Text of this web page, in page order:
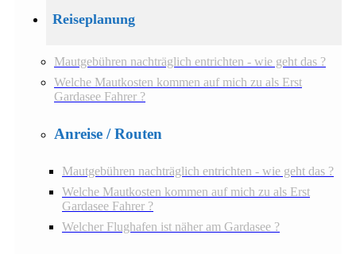
Reiseplanung
Mautgebühren nachträglich entrichten - wie geht das ?
Welche Mautkosten kommen auf mich zu als Erst
Gardasee Fahrer ?
Anreise / Routen
Mautgebühren nachträglich entrichten - wie geht das ?
Welche Mautkosten kommen auf mich zu als Erst
Gardasee Fahrer ?
Welcher Flughafen ist näher am Gardasee ?